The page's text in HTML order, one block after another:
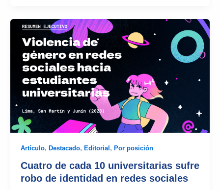
Artículo, Destacado, Editorial , Por posición
Cuatro de cada 10 universitarias sufre
robo de identidad en redes sociales